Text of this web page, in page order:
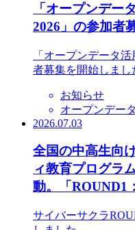
「オープンデー
2026」の参加者
「オープンデータ
者募集を開始しまし
お知らせ
オープンデータ
2026.07.03
全国の中高生向
ィ教育プログラ
動。「ROUND1
サイバーサクラ